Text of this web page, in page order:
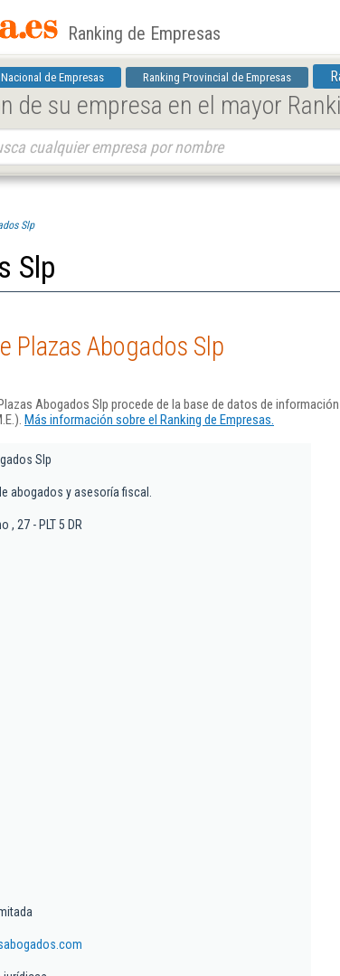
Ranking de Empresas
de Empresas Ranking Provincial de Empresas
de su empresa en el mayor
Slp
Slp
Plazas Abogados Slp
Abogados Slp procede de la base de datos de información
Más información sobre el Ranking de Empresas.
Slp
abogados y asesoría fiscal.
, 27 - PLT 5 DR